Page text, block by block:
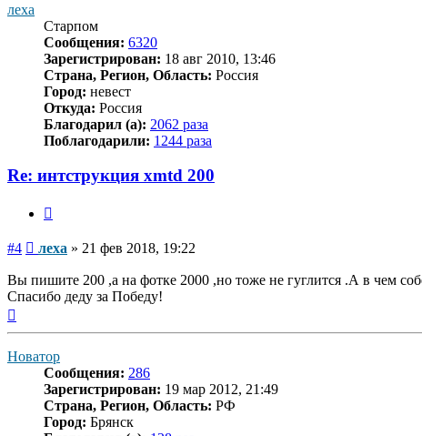
леха
Старпом
Сообщения: 6320
Зарегистрирован: 18 авг 2010, 13:46
Страна, Регион, Область: Россия
Город: невест
Откуда: Россия
Благодарил (а): 2062 раза
Поблагодарили: 1244 раза
Re: интструкция xmtd 200
#4 Сообщение
леха » 21 фев 2018, 19:22
Вы пишите 200 ,а на фотке 2000 ,но тоже не гуглится .А в чем
Спасибо деду за Победу!
Новатор
Сообщения: 286
Зарегистрирован: 19 мар 2012, 21:49
Страна, Регион, Область: РФ
Город: Брянск